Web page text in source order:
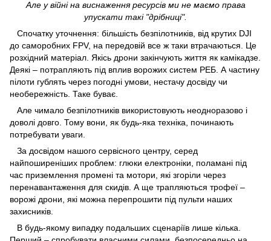
Але у війні на виснаження ресурсів ми не маємо права
упускати такі "дрібниці".
Спочатку уточнення: більшість безпілотників, від крутих DJI
до саморобних FPV, на передовій все ж таки втрачаються. Це
розхідний матеріал. Якісь дрони закінчують життя як камікадзе.
Деякі – потрапляють під вплив ворожих систем РЕБ. А частину
пілоти гублять через погодні умови, нестачу досвіду чи
необережність. Таке буває.
Але чимало безпілотників використовують неодноразово і
доволі довго. Тому вони, як будь-яка техніка, починають
потребувати уваги.
За досвідом нашого сервісного центру, серед
найпоширеніших проблем: глюки електроніки, поламані під
час приземлення промені та мотори, які згоріли через
перенавантаження для скидів. А ще трапляються трофеї –
ворожі дрони, які можна перепрошити під пульти наших
захисників.
В будь-якому випадку подальших сценаріїв лише кілька.